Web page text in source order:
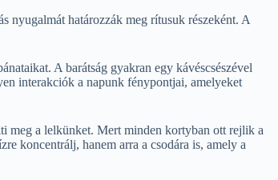
nyugalmát határozzák meg rítusuk részeként. A
A barátság gyakran egy kávéscsészével
interakciók a napunk fénypontjai, amelyeket
meg a lelkünket. Mert minden kortyban ott rejlik a
koncentrálj, hanem arra a csodára is, amely a